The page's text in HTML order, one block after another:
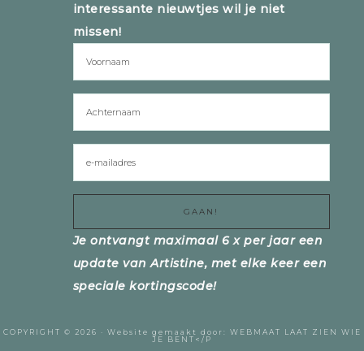
interessante nieuwtjes wil je niet
missen!
Je ontvangt maximaal 6 x per jaar een
update van Artistine, met elke keer een
speciale kortingscode!
COPYRIGHT © 2026 · Website gemaakt door: WEBMAAT
LAAT ZIEN WIE
JE BENT</P